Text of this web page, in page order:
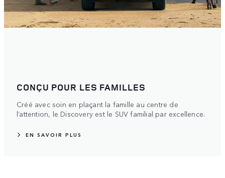
CONÇU POUR LES FAMILLES
Créé avec soin en plaçant la famille au centre de
l’attention, le Discovery est le SUV familial par excellence.
EN SAVOIR PLUS